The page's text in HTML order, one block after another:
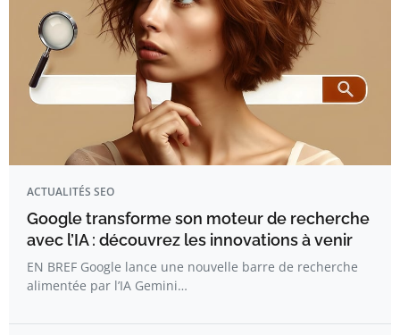
ACTUALITÉS SEO
Google transforme son moteur de recherche
avec l’IA : découvrez les innovations à venir
EN BREF Google lance une nouvelle barre de recherche
alimentée par l’IA Gemini…